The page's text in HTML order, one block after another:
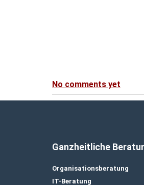
No comments yet
Ganzheitliche
Organisationsberatung
IT-Beratung